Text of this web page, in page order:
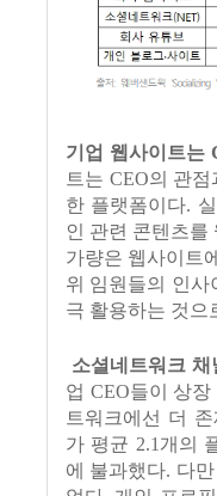
기업 웹사이트는
트는 CEO의 관
한 플랫폼이다.
인 관련 콘텐츠
가량은 웹사이트
위 임원들의 인
극 활용하는 것으
소셜네트워크 채
업 CEO들이 상장
트워크에선 더
가 평균 2.1개의
에 불과했다. 다